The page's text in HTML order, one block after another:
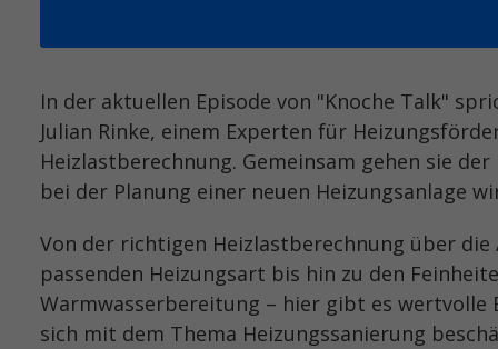
In der aktuellen Episode von "Knoche Talk"
Julian Rinke, einem Experten für
Heizlastberechnung. Gemeinsam gehen sie der
bei der Planung einer neuen Heizungsanlage
Von der richtigen Heizlastberechnung über die
passenden Heizungsart bis hin zu den
Warmwasserbereitung – hier gibt es wertvolle
sich mit dem Thema Heizungssanierung